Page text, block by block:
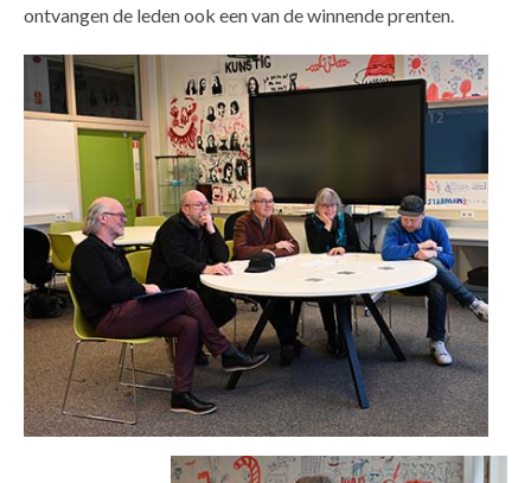
ontvangen de leden ook een van de winnende prenten.